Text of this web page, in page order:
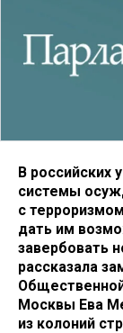
В российских
системы
с
дать им
завербовать
рассказала
Москвы Ева
из колоний